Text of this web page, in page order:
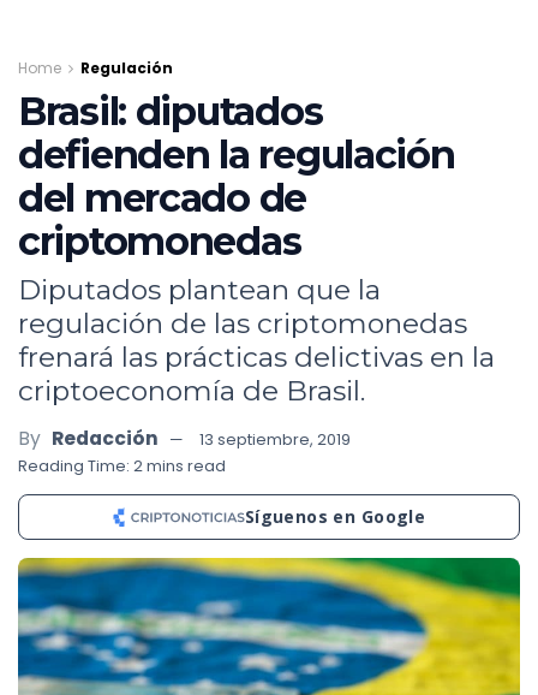
Home Regulación
Brasil: diputados
defienden la regulación
del mercado de
criptomonedas
Diputados plantean que la
regulación de las criptomonedas
frenará las prácticas delictivas en la
criptoeconomía de Brasil.
By Redacción
13 septiembre, 2019
Reading Time: 2 mins read
Síguenos en Google